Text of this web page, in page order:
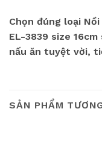
Chọn đúng loại
EL-3839 size
nấu ăn tuyệt vời,
SẢN PHẨM